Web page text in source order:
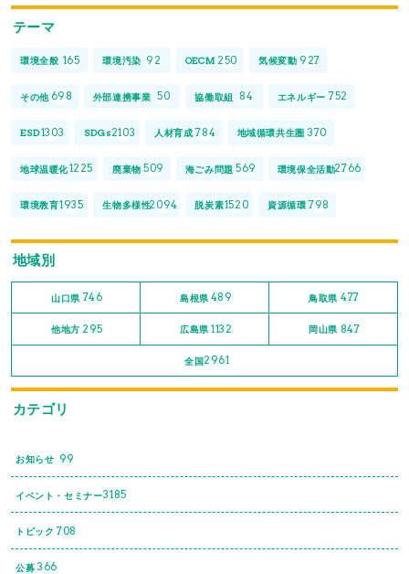
テーマ
環境全般 165 環境汚染 92 OECM 250 気候変動 927
その他 698 外部連携事業 50 協働取組 84 エネルギー 752
ESD1303 SDGs2103 人材育成 784 地域循環共生圏 370
地球温暖化1225 廃棄物 509 海ごみ問題 569 環境保全活動2766
環境教育1935 生物多様性2094 脱炭素1520 資源循環 798
地域別
山口県 746 島根県 489 鳥取県 477
他地方 295 広島県 1132 岡山県 847
全国2961
カテゴリ
お知らせ 99
イベント・セミナー3185
トピック 708
公募 366